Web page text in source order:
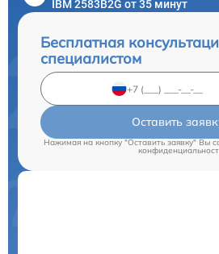
IBM 2583B2G от 35 минут
Бесплатная
специалистом
Оставить
Нажимая на кнопку "Оставить заявку" Вы